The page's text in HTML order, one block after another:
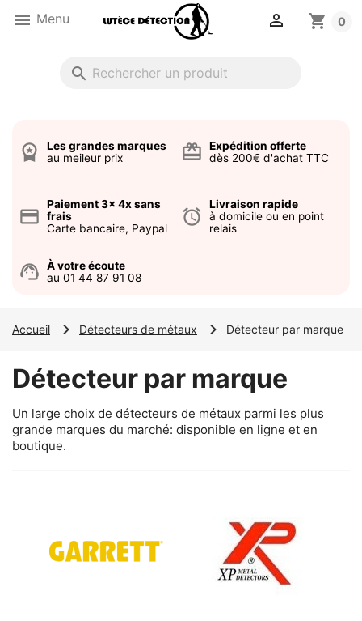
 Menu shopping_cart 0

search
workspace_premium
Les grandes marques
au meileur prix
card_giftcard
Expédition offerte
dès 200€ d'achat TTC
credit_card
Paiement 3x 4x sans
frais
Carte bancaire, Paypal
alarm
Livraison rapide
à domicile ou en point
relais
support_agent
À votre écoute
au 01 44 87 91 08
Accueil Détecteurs de métaux Détecteur par marque
Détecteur par marque
Un large choix de détecteurs de métaux parmi les plus
grande marques du marché: disponible en ligne et en
boutique.